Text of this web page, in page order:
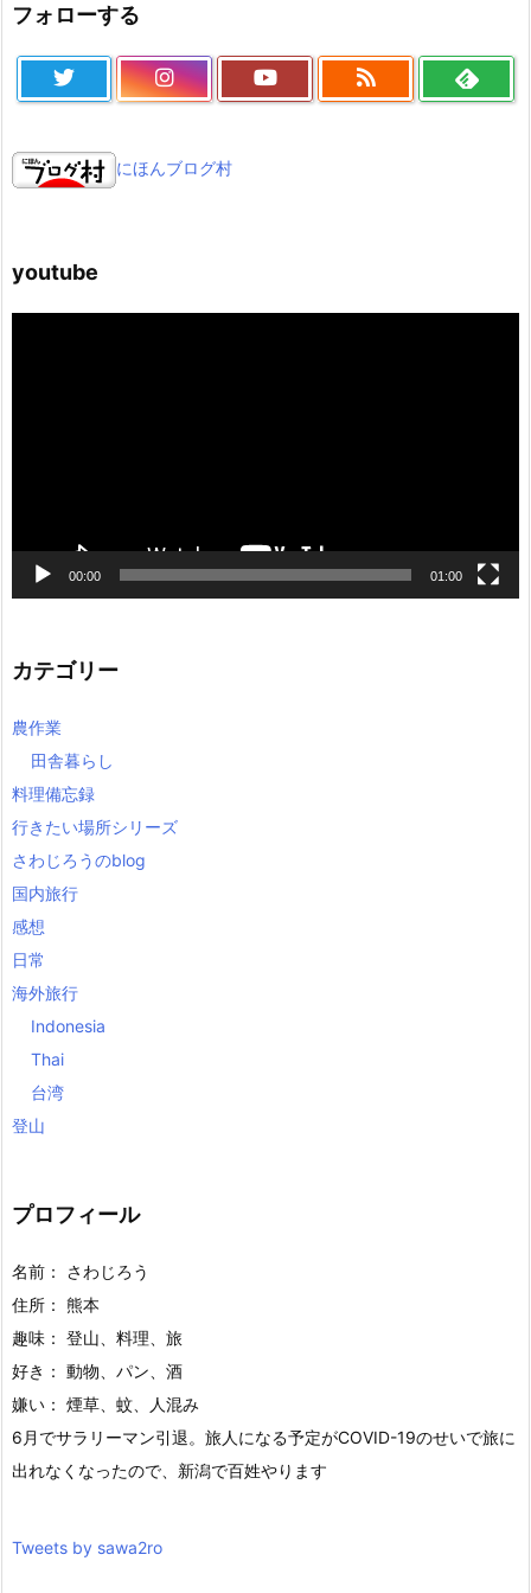
フォローする
にほんブログ村
youtube
00:00 01:00
カテゴリー
農作業
田舎暮らし
料理備忘録
行きたい場所シリーズ
さわじろうのblog
国内旅行
感想
日常
海外旅行
Indonesia
Thai
台湾
登山
プロフィール
名前： さわじろう
住所： 熊本
趣味： 登山、料理、旅
好き： 動物、パン、酒
嫌い： 煙草、蚊、人混み
6月でサラリーマン引退。旅人になる予定がCOVID-19のせいで旅に
出れなくなったので、新潟で百姓やります
Tweets by sawa2ro